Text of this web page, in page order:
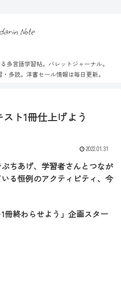
Note
多言語学習帖。バレットジャーナル。
多読。洋書セール情報は毎日更新。
ト1冊仕上げよう
2022.01.31
ちあげ、学習者さんとつなが
る恒例のアクティビティ、今
冊終わらせよう」企画スター